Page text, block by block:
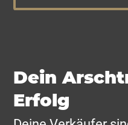
Dein
Erfolg